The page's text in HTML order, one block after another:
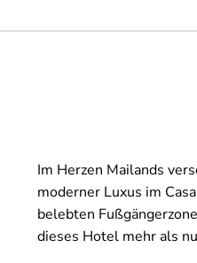
Im Herzen Mailands
moderner Luxus im
belebten
dieses Hotel mehr als